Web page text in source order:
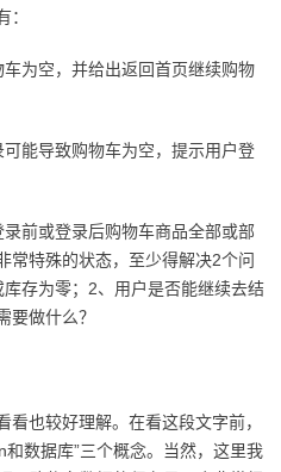
：
为空，并给出返回首页继续购物
能导致购物车为空，提示用户登
前或登录后购物车商品全部或部
常特殊的状态，至少得解决2个问
存为零；2、用户是否能继续去结
要做什么？
也较好理解。在看这段文字前，
数据库”三个概念。当然，这里我